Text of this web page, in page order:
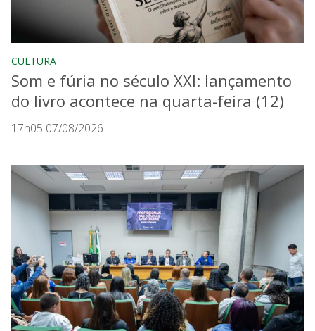
CULTURA
Som e fúria no século XXI: lançamento
do livro acontece na quarta-feira (12)
17h05 07/08/2026